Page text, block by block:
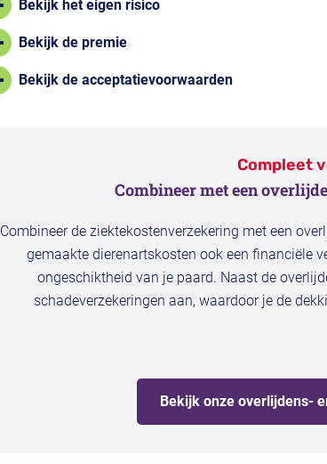
Bekijk het eigen risico
Bekijk de premie
Bekijk de acceptatievoorwaarden
Compleet
Combineer met een
Combineer de ziektekostenverzekering met een
gemaakte dierenartskosten ook een financiële
ongeschiktheid van je paard. Naast de
schadeverzekeringen aan, waardoor je de
Bekijk onze overlijdens-